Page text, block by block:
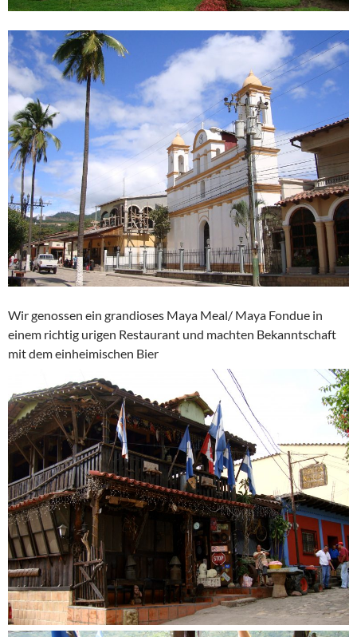
Wir genossen ein grandioses Maya Meal/ Maya Fondue in
einem richtig urigen Restaurant und machten Bekanntschaft
mit dem einheimischen Bier